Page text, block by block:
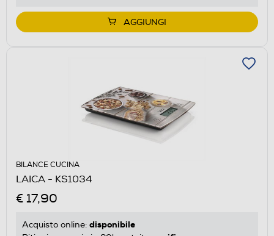
AGGIUNGI
BILANCE CUCINA
LAICA - KS1034
€ 17,90
Acquisto online: disponibile